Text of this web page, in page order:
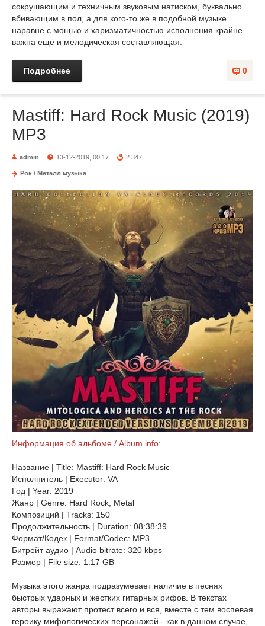
сокрушающим и техничным звуковым натиском, буквально
вбивающим в пол, а для кого-то же в подобной музыке
наравне с мощью и харизматичностью исполнения крайне
важна ещё и мелодическая составляющая.
0
Подробнее
Mastiff: Hard Rock Music (2019)
MP3
admin 13-12-2019, 00:17 2 347
Рок / Металл музыка
Информация об альбоме / Album info:
Название | Title: Mastiff: Hard Rock Music
Исполнитель | Executor: VA
Год | Year: 2019
Жанр | Genre: Hard Rock, Metal
Композиций | Tracks: 150
Продолжительность | Duration: 08:38:39
Формат/Кодек | Format/Codec: MP3
Битрейт аудио | Audio bitrate: 320 kbps
Размер | File size: 1.17 GB
Музыка этого жанра подразумевает наличие в песнях
быстрых ударных и жестких гитарных рифов. В текстах
авторы выражают протест всего и вся, вместе с тем воспевая
героику мифологических персонажей - как в данном случае,